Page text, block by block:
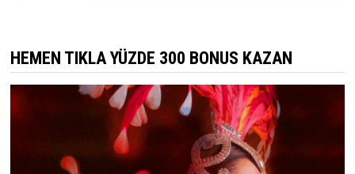
HEMEN TIKLA YÜZDE 300 BONUS KAZAN